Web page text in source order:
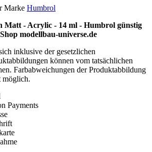
Marke Humbrol
Matt - Acrylic - 14 ml - Humbrol günstig
modellbau-universe.de
inklusive der gesetzlichen
können vom tatsächlichen
Farbabweichungen der Produktabbildung
möglich.